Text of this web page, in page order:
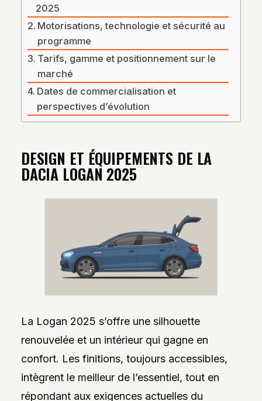
2025
Motorisations, technologie et sécurité au
programme
Tarifs, gamme et positionnement sur le
marché
Dates de commercialisation et
perspectives d’évolution
DESIGN ET ÉQUIPEMENTS DE LA
DACIA LOGAN 2025
La Logan 2025 s’offre une silhouette
renouvelée et un intérieur qui gagne en
confort. Les finitions, toujours accessibles,
intègrent le meilleur de l’essentiel, tout en
répondant aux exigences actuelles du